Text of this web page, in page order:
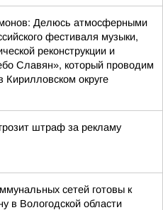
Делюсь атмосферными
фестиваля музыки,
реконструкции и
Славян», который проводим
Кирилловском округе
штраф за рекламу
сетей готовы к
в Вологодской области